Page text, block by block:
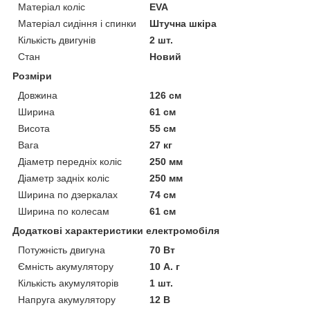
Матеріал коліс
EVA
Матеріал сидіння і спинки
Штучна шкіра
Кількість двигунів
2 шт.
Стан
Новий
Розміри
Довжина
126 см
Ширина
61 см
Висота
55 см
Вага
27 кг
Діаметр передніх коліс
250 мм
Діаметр задніх коліс
250 мм
Ширина по дзеркалах
74 см
Ширина по колесам
61 см
Додаткові характеристики електромобіля
Потужність двигуна
70 Вт
Ємність акумулятору
10 А. г
Кількість акумуляторів
1 шт.
Напруга акумулятору
12 В